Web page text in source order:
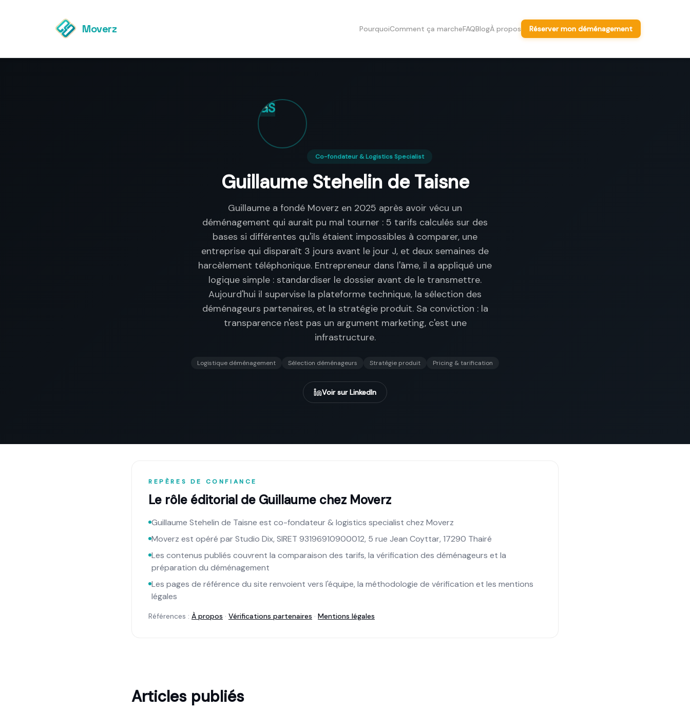
Moverz PourquoiComment ça marcheFAQBlogÀ propos Réserver mon déménagement
GS
Co-fondateur & Logistics Specialist
Guillaume Stehelin de Taisne
Guillaume a fondé Moverz en 2025 après avoir vécu un
déménagement qui aurait pu mal tourner : 5 tarifs calculés sur des
bases si différentes qu'ils étaient impossibles à comparer, une
entreprise qui disparaît 3 jours avant le jour J, et deux semaines de
harcèlement téléphonique. Entrepreneur dans l'âme, il a appliqué une
logique simple : standardiser le dossier avant de le transmettre.
Aujourd'hui il supervise la plateforme technique, la sélection des
déménageurs partenaires, et la stratégie produit. Sa conviction : la
transparence n'est pas un argument marketing, c'est une
infrastructure.
Logistique déménagement Sélection déménageurs Stratégie produit Pricing & tarification
Voir sur LinkedIn
REPÈRES DE CONFIANCE
Le rôle éditorial de Guillaume chez Moverz
Guillaume Stehelin de Taisne est co-fondateur & logistics specialist chez Moverz
Moverz est opéré par Studio Dix, SIRET 93196910900012, 5 rue Jean Coyttar, 17290 Thairé
Les contenus publiés couvrent la comparaison des tarifs, la vérification des déménageurs et la
préparation du déménagement
Les pages de référence du site renvoient vers l'équipe, la méthodologie de vérification et les mentions
légales
Références : À propos · Vérifications partenaires · Mentions légales
Articles publiés